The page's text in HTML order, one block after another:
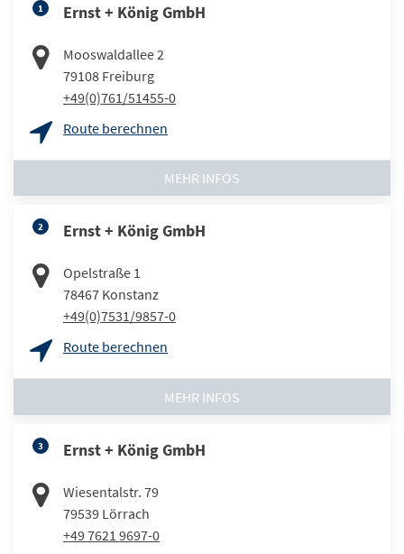
1 Ernst + König GmbH
Mooswaldallee 2
79108 Freiburg
+49(0)761/51455-0
Route berechnen
MEHR INFOS
2 Ernst + König GmbH
Opelstraße 1
78467 Konstanz
+49(0)7531/9857-0
Route berechnen
MEHR INFOS
3 Ernst + König GmbH
Wiesentalstr. 79
79539 Lörrach
+49 7621 9697-0